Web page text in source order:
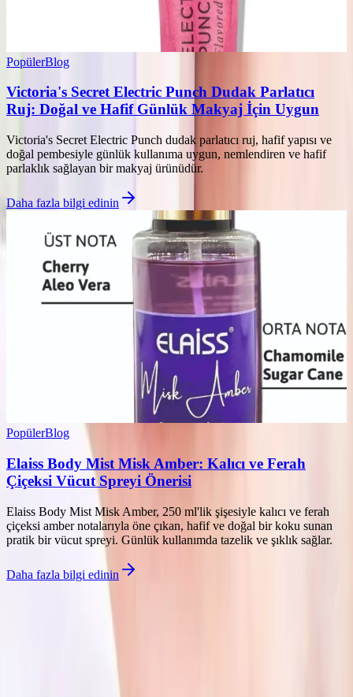
PopülerBlog
Victoria's Secret Electric Punch Dudak Parlatıcı
Ruj: Doğal ve Hafif Günlük Makyaj İçin Uygun
Victoria's Secret Electric Punch dudak parlatıcı ruj, hafif yapısı ve
doğal pembesiyle günlük kullanıma uygun, nemlendiren ve hafif
parlaklık sağlayan bir makyaj ürünüdür.
Daha fazla bilgi edinin
PopülerBlog
Elaiss Body Mist Misk Amber: Kalıcı ve Ferah
Çiçeksi Vücut Spreyi Önerisi
Elaiss Body Mist Misk Amber, 250 ml'lik şişesiyle kalıcı ve ferah
çiçeksi amber notalarıyla öne çıkan, hafif ve doğal bir koku sunan
pratik bir vücut spreyi. Günlük kullanımda tazelik ve şıklık sağlar.
Daha fazla bilgi edinin